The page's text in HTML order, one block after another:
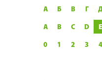
А Б В Г
A B C D E
0 1 2 3 4